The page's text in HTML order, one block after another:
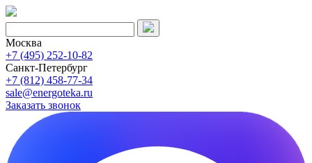
Москва
+7 (495) 252-10-82
Санкт-Петербург
+7 (812) 458-77-34
sale@energoteka.ru
Заказать звонок